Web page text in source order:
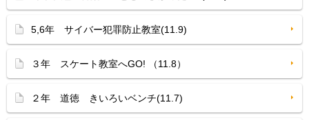
5,6年 サイバー犯罪防止教室(11.9)
３年 スケート教室へGO! （11.8）
２年 道徳 きいろいベンチ(11.7)